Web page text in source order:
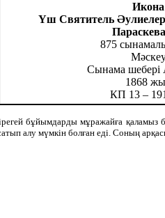
Икона
Үш Святитель
875
Сынама шебері
1868
КП 13 –
бұйымдарды мұражайға
алу мүмкін болған еді. Соның